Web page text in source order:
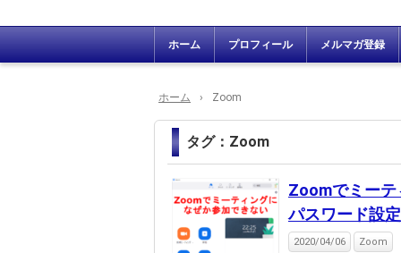
ホーム プロフィール メルマガ登録
ホーム › Zoom
タグ：Zoom
Zoomでミーテ
パスワード設定
2020/04/06 Zoom